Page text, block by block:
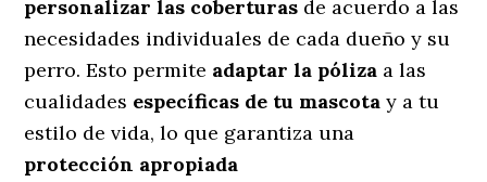
personalizar las coberturas de acuerdo a las
necesidades individuales de cada dueño y su
perro. Esto permite adaptar la póliza a las
cualidades específicas de tu mascota y a tu
estilo de vida, lo que garantiza una
protección apropiada